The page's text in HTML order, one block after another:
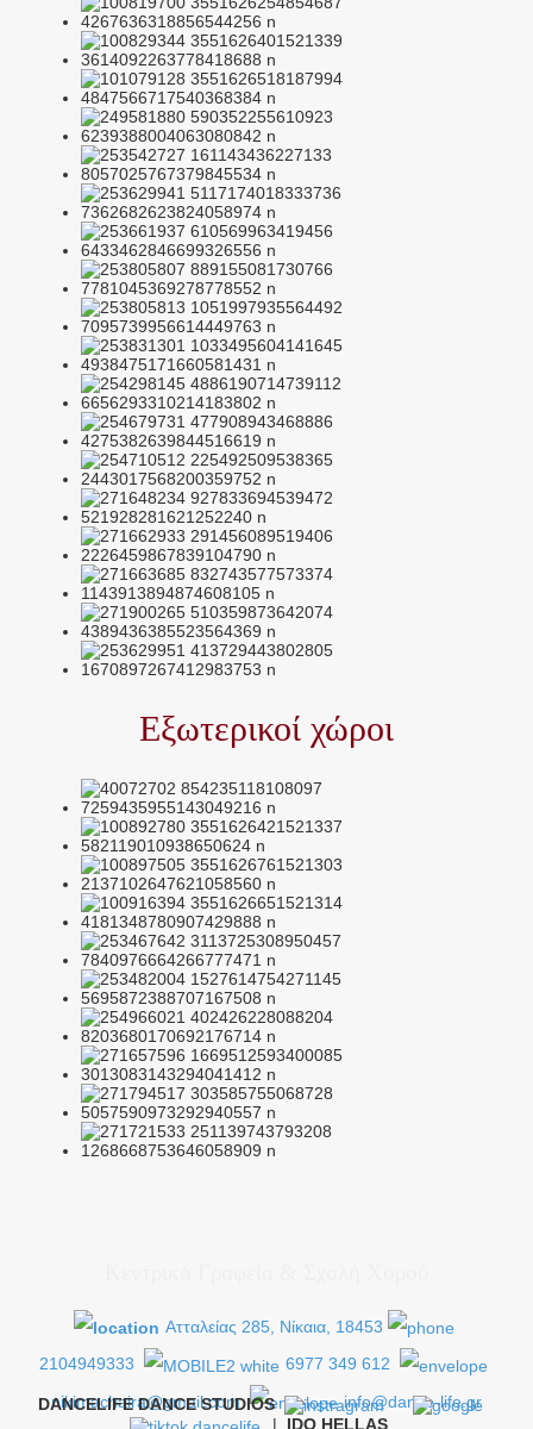
Εξωτερικοί χώροι
Ατταλείας 285, Νίκαια, 18453
2104949333
6977 349 612
nikimachaira@gmail.com
info@dance-life.gr
DANCELIFE DANCE STUDIOS
| IDO HELLAS